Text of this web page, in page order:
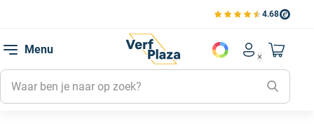
4.68
Bekijk de verfplaza
Menu
Account
Mijn
Mijn
Mijn
Naar